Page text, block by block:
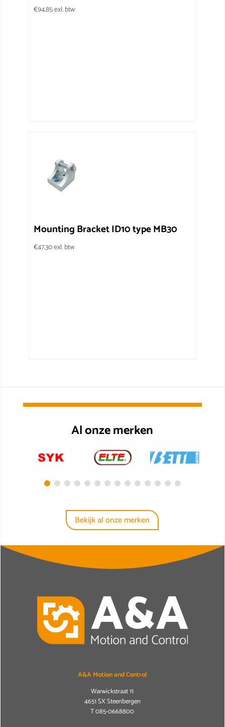
€94.85exl. btw
Mounting Bracket ID10 type MB30
€47.30exl. btw
Al onze merken
Bekijk al onze merken
A&A Motion and Control
Warwickstraat 11
4651 SX Steenbergen
T085-0668800